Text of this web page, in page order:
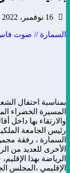
16 نوفمبر، 2022
السمارة // صوت فاس
بمناسبة احتفال
المسيرة الخضراء
والارتقاء بها داخل
رئيس الجامعة
السمارة ، رفقة
الأخرى للعديد من
الرياضة بهذا
الإقليمي ،المجلس